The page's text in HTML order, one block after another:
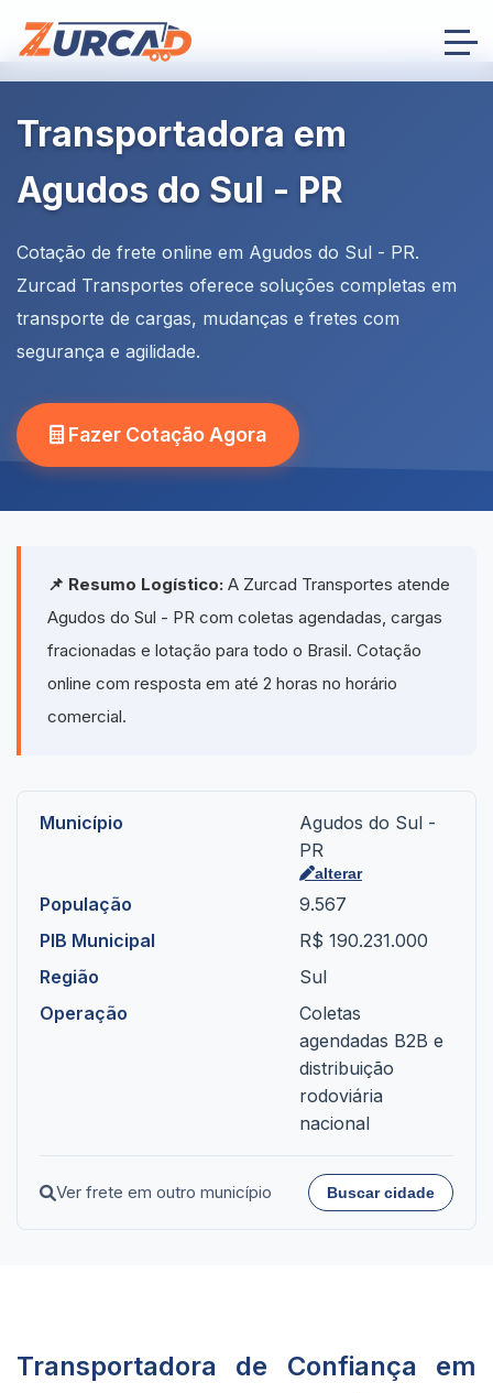
Transportadora em
Agudos do Sul - PR
Cotação de frete online em Agudos do Sul - PR.
Zurcad Transportes oferece soluções completas em
transporte de cargas, mudanças e fretes com
segurança e agilidade.
Fazer Cotação Agora
📌 Resumo Logístico: A Zurcad Transportes atende
Agudos do Sul - PR com coletas agendadas, cargas
fracionadas e lotação para todo o Brasil. Cotação
online com resposta em até 2 horas no horário
comercial.
Município
Agudos do Sul -
PR
alterar
População
9.567
PIB Municipal
R$ 190.231.000
Região
Sul
Operação
Coletas
agendadas B2B e
distribuição
rodoviária
nacional
Ver frete em outro município Buscar cidade
Transportadora de Confiança em